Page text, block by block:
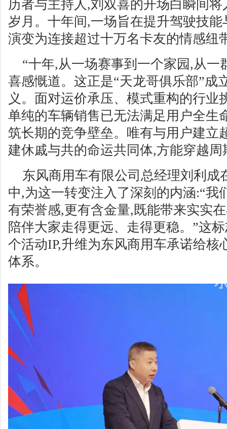
历者与主持人,刘双喜的开场白瞬间
岁月。十年间,一场旨在提升驾驶技
演变为连接超过十万名卡友的情感纽
“十年,从一场赛事到一个家园,从一
喜感慨道。这正是“天龙哥俱乐部”成
义。面对运价承压、模式重构的行业
单纯的车辆销售已无法满足用户全生
筑长期的竞争壁垒。唯有与用户建立
建休戚与共的命运共同体,方能穿越
东风商用车有限公司总经理刘利成
中,为这一转变注入了深刻的内涵:“我
有荣誉感,更有含金量,既能带来实实
陪伴大家走得更远、走得更稳。”这
个活动IP,升维为东风商用车承诺给核
体系。